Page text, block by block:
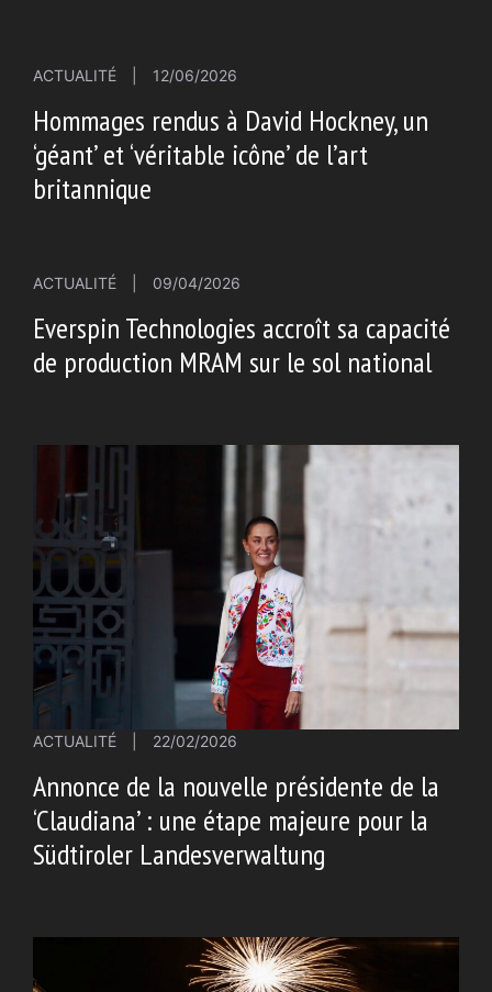
ACTUALITÉ 12/06/2026
Hommages rendus à David Hockney, un
‘géant’ et ‘véritable icône’ de l’art
britannique
ACTUALITÉ 09/04/2026
Everspin Technologies accroît sa capacité
de production MRAM sur le sol national
ACTUALITÉ 22/02/2026
Annonce de la nouvelle présidente de la
‘Claudiana’ : une étape majeure pour la
Südtiroler Landesverwaltung